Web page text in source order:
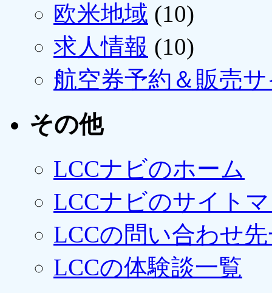
欧米地域 (10)
求人情報 (10)
航空券予約＆販売
その他
LCCナビのホーム
LCCナビのサイト
LCCの問い合わせ
LCCの体験談一覧